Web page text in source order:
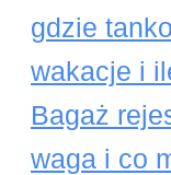
gdzie
wakacje i
Bagaż
waga i co